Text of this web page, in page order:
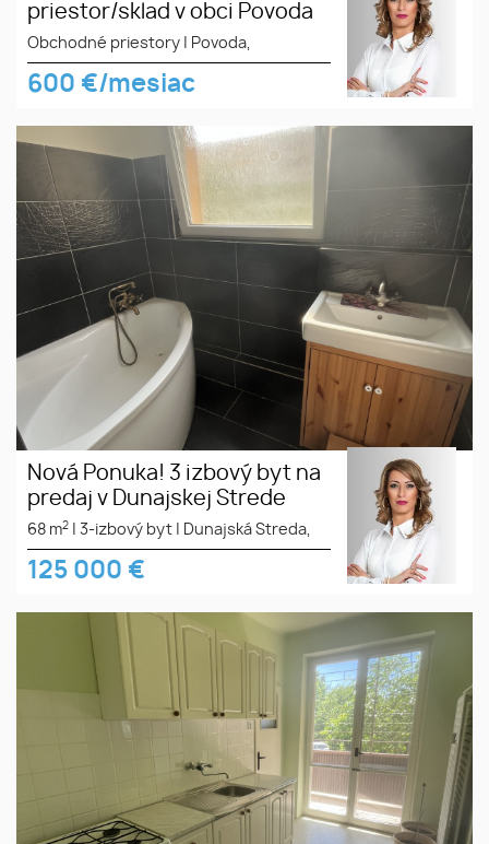
priestor/sklad v obci Povoda
Obchodné priestory Povoda,
600 €/mesiac
Nová Ponuka! 3 izbový byt na
predaj v Dunajskej Strede
68 m2 3-izbový byt Dunajská Streda,
125 000 €